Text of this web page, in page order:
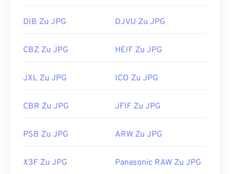
DIB Zu JPG DJVU Zu JPG
CBZ Zu JPG HEIF Zu JPG
JXL Zu JPG ICO Zu JPG
CBR Zu JPG JFIF Zu JPG
PSB Zu JPG ARW Zu JPG
X3F Zu JPG Panasonic RAW Zu JPG